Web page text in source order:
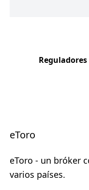
Reguladores
eToro
eToro - un bróker
varios países.